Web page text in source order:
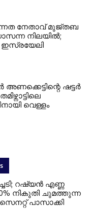
നേതാവ് മുജ്തബ
നിലയില്‍;
ഇസ്രയേലി
അണക്കെട്ടിന്റെ ഷട്ടര്‍
വെള്ളം
റഷ്യന്‍ എണ്ണ
നികുതി ചുമത്തുന്ന
പാസാക്കി